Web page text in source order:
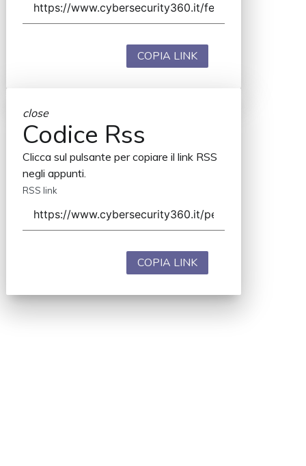
COPIA LINK
close
Codice Rss
Clicca sul pulsante per copiare il link RSS
negli appunti.
RSS link
COPIA LINK